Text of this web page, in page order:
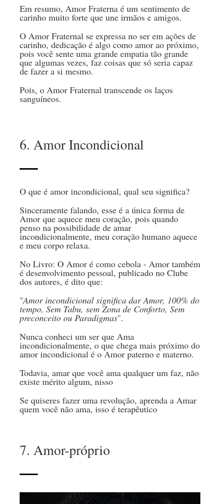
Em resumo, Amor Fraterna é um sentimento de
carinho muito forte que une irmãos e amigos.
O Amor Fraternal se expressa no ser em ações de
carinho, dedicação é algo como amor ao próximo,
pois você sente uma grande empatia tão grande
que algumas vezes, faz coisas que só seria capaz
de fazer a si mesmo.
Pois, o Amor Fraternal transcende os laços
sanguíneos.
6. Amor Incondicional
O que é amor incondicional, qual seu significa?
Sinceramente falando, esse é a única forma de
Amor que aquece meu coração, pois quando
penso na possibilidade de amar
incondicionalmente, meu coração humano aquece
e meu corpo relaxa.
No Livro: O Amor é como cebola - Amor também
é desenvolvimento pessoal, publicado no Clube
dos autores, é dito que:
"Amor incondicional significa dar Amor, 100% do
tempo, Sem Tabu, sem Zona de Conforto, Sem
preconceito ou Paradigmas".
Nunca conheci um ser que Ama
incondicionalmente, o que chega mais próximo do
amor incondicional é o Amor paterno e materno.
Todavia, amar que você ama qualquer um faz, não
existe mérito algum, nisso
Se quiseres fazer uma revolução, aprenda a Amar
quem você não ama, isso é terapêutico
7. Amor-próprio